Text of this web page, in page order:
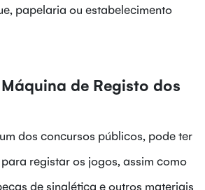
papelaria ou estabelecimento
de Registo dos
dos concursos públicos, pode ter
registar os jogos, assim como
de sinalética e outros materiais